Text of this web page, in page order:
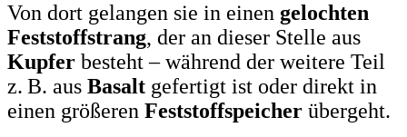
Von dort gelangen sie in einen gelochten
Feststoffstrang, der an dieser Stelle aus
Kupfer besteht – während der weitere Teil
z. B. aus Basalt gefertigt ist oder direkt in
einen größeren Feststoffspeicher übergeht.